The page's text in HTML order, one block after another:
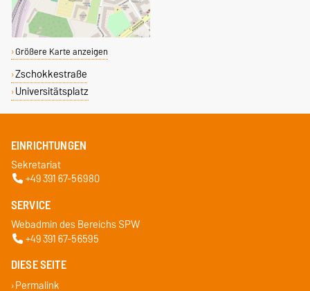
Größere Karte anzeigen
Zschokkestraße
Universitätsplatz
EINRICHTUNGEN
Sekretariat
+49 391 67-56980
SERVICE
Webadmin des Bereichs SPW
+49 391 67-56595
DIESE SEITE
Permalink